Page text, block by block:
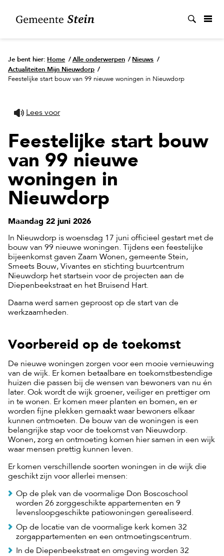
Je bent hier: Home / Alle onderwerpen / Nieuws /
Actualiteiten Mijn Nieuwdorp /
Feestelijke start bouw van 99 nieuwe woningen in Nieuwdorp
Lees voor
Feestelijke start bouw
van 99 nieuwe
woningen in
Nieuwdorp
Maandag 22 juni 2026
In Nieuwdorp is woensdag 17 juni officieel gestart met de
bouw van 99 nieuwe woningen. Tijdens een feestelijke
bijeenkomst gaven Zaam Wonen, gemeente Stein,
Smeets Bouw, Vivantes en stichting buurtcentrum
Nieuwdorp het startsein voor de projecten aan de
Diepenbeekstraat en het Bruisend Hart.
Daarna werd samen geproost op de start van de
werkzaamheden.
Voorbereid op de toekomst
De nieuwe woningen zorgen voor een mooie vernieuwing
van de wijk. Er komen betaalbare en toekomstbestendige
huizen die passen bij de wensen van bewoners van nu én
later. Ook wordt de wijk groener, veiliger en prettiger om
in te wonen. Er komen meer planten en bomen, en er
worden fijne plekken gemaakt waar bewoners elkaar
kunnen ontmoeten. De bouw van de woningen is een
belangrijke stap voor de toekomst van Nieuwdorp.
Wonen, zorg en ontmoeting komen hier samen in een wijk
waar mensen prettig kunnen leven.
Er komen verschillende soorten woningen in de wijk die
geschikt zijn voor allerlei mensen:
Op de plek van de voormalige Don Boscoschool
worden 26 zorggeschikte appartementen en 9
levensloopgeschikte patiowoningen gerealiseerd.
Op de locatie van de voormalige kerk komen 32
zorgappartementen en een ontmoetingscentrum.
In de Diepenbeekstraat en omgeving worden 32